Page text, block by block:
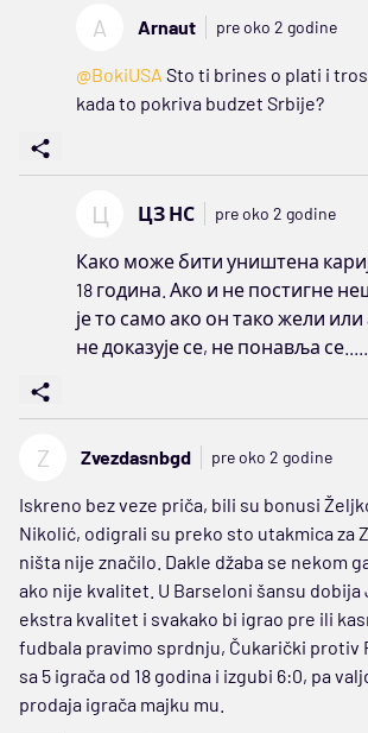
A Arnaut pre oko 2 godine
@BokiUSA Sto ti brines o plati i
kada to pokriva budzet Srbije?
Ц ЦЗ НС pre oko 2 godine
Како може бити уништена
18 година. Ако и не постигне
је то само ако он тако жели
не доказује се, не понавља се......
Z Zvezdasnbgd pre oko 2 godine
Iskreno bez veze priča, bili su bonusi
Nikolić, odigrali su preko sto utakmica za
ništa nije značilo. Dakle džaba se nekom
ako nije kvalitet. U Barseloni šansu dobija
ekstra kvalitet i svakako bi igrao pre ili
fudbala pravimo sprdnju, Čukarički protiv
sa 5 igrača od 18 godina i izgubi 6:0, pa
prodaja igrača majku mu.